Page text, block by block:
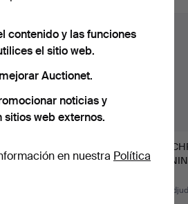
VINO, Jorge III,
No
contenido y las funciones
el sitio web.
Auctionet.
noticias y
sitios web externos.
en nuestra Política